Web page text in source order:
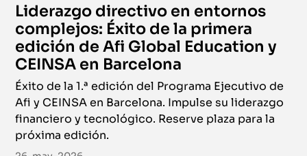
Liderazgo directivo en entornos
complejos: Éxito de la primera
edición de Afi Global Education y
CEINSA en Barcelona
Éxito de la 1.ª edición del Programa Ejecutivo de
Afi y CEINSA en Barcelona. Impulse su liderazgo
financiero y tecnológico. Reserve plaza para la
próxima edición.